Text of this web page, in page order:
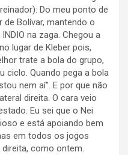
Do meu ponto de
de Bolívar, mantendo o
na zaga. Chegou a
lugar de Kleber pois,
trate a bola do grupo,
ciclo. Quando pega a bola
nem aí”. E por que não
direita. O cara veio
Eu sei que o Nei
e está apoiando bem
em todos os jogos
como ontem.